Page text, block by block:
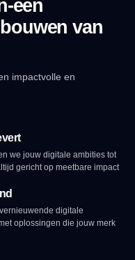
één
van
impactvolle en
we jouw digitale ambities tot
gericht op meetbare impact
digitale
oplossingen die jouw merk